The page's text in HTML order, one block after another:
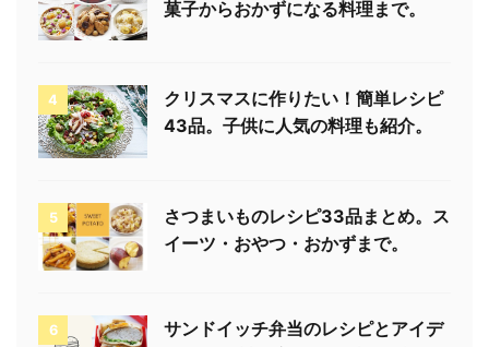
菓子からおかずになる料理まで。
4
クリスマスに作りたい！簡単レシピ
43品。子供に人気の料理も紹介。
5
さつまいものレシピ33品まとめ。ス
イーツ・おやつ・おかずまで。
6
サンドイッチ弁当のレシピとアイデ